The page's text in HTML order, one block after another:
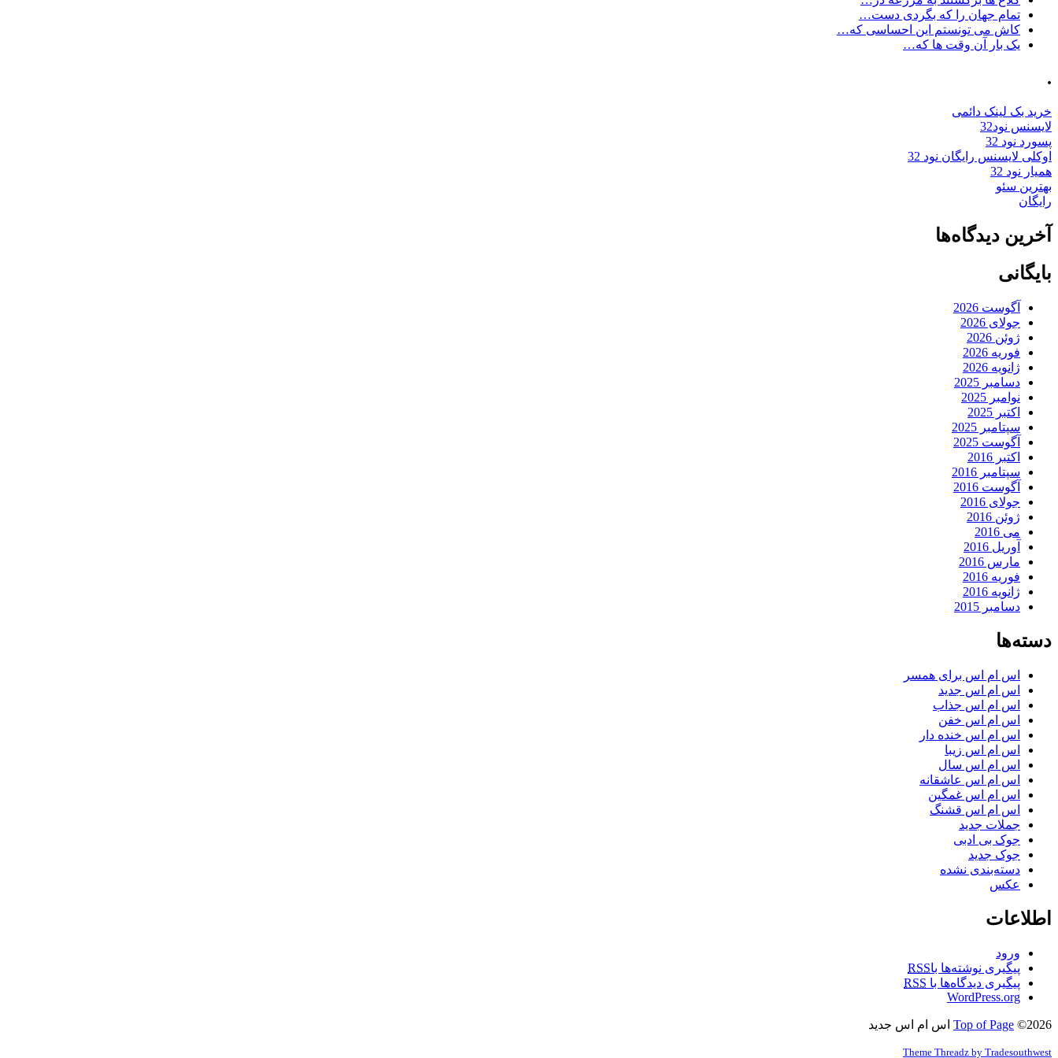
تمام جهان را که بگردی دست…
کاش می تونستم این احساسی که…
یک بار آن وقت ها که…
.
خرید بک لینک دائمی
لایسنس نود32
پسورد نود 32
اوکلی لایسنس رایگان نود 32
همیار نود 32
بهترین سئو
رایگان
آخرین دیدگاه‌ها
بایگانی
آگوست 2026
جولای 2026
ژوئن 2026
فوریه 2026
ژانویه 2026
دسامبر 2025
نوامبر 2025
اکتبر 2025
سپتامبر 2025
آگوست 2025
اکتبر 2016
سپتامبر 2016
آگوست 2016
جولای 2016
ژوئن 2016
می 2016
آوریل 2016
مارس 2016
فوریه 2016
ژانویه 2016
دسامبر 2015
دسته‌ها
اس ام اس برای همسر
اس ام اس جدید
اس ام اس جذاب
اس ام اس خفن
اس ام اس خنده دار
اس ام اس زیبا
اس ام اس سال
اس ام اس عاشقانه
اس ام اس غمگین
اس ام اس قشنگ
جملات جدید
جوک بی ادبی
جوک جدید
دسته‌بندی نشده
عکس
اطلاعات
ورود
پیگیری نوشته‌ها باRSS
پیگیری دیدگاه‌ها با RSS
WordPress.org
Top of Page ©2026 اس ام اس جدید
Theme Threadz by Tradesouthwest